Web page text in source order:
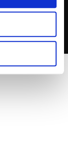
uyarınca
daha